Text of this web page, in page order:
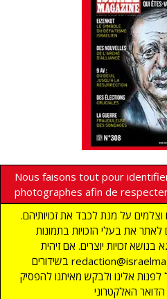
Nous faisons tout pour
photographes afin de
וצלמים על מנת לכבד את זכויותיהם.
לאתר את בעלי הזכויות בתמונות
המגיעות אלינו כנדרש בסעיף 27א בנושא זכויות יוצרים. אם זיהית
בשידורים redaction@israelmagazine.co.il שלנו תמונה שאתה
לפנות אלינו ולבקש מאיתנו להפסיק
האלקטרוני